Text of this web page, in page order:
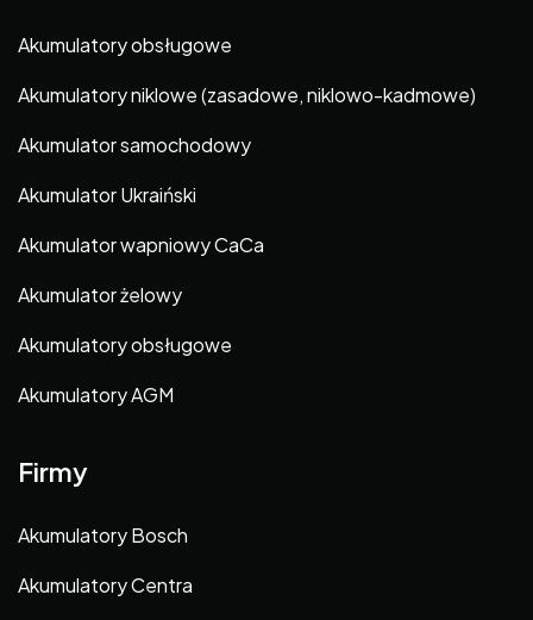
Akumulatory obsługowe
Akumulatory niklowe (zasadowe, niklowo-kadmowe)
Akumulator samochodowy
Akumulator Ukraiński
Akumulator wapniowy CaCa
Akumulator żelowy
Akumulatory obsługowe
Akumulatory AGM
Firmy
Akumulatory Bosch
Akumulatory Centra